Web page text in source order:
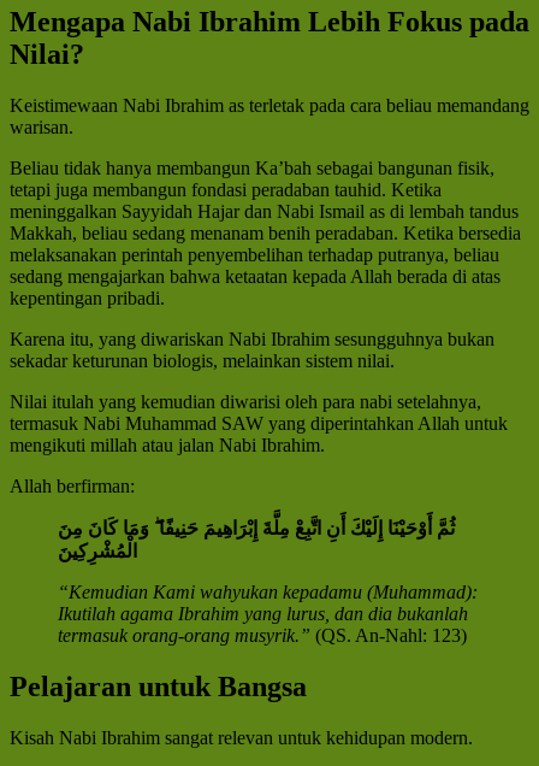
Mengapa Nabi Ibrahim Lebih Fokus pada
Nilai?
Keistimewaan Nabi Ibrahim as terletak pada cara beliau memandang
warisan.
Beliau tidak hanya membangun Ka’bah sebagai bangunan fisik,
tetapi juga membangun fondasi peradaban tauhid. Ketika
meninggalkan Sayyidah Hajar dan Nabi Ismail as di lembah tandus
Makkah, beliau sedang menanam benih peradaban. Ketika bersedia
melaksanakan perintah penyembelihan terhadap putranya, beliau
sedang mengajarkan bahwa ketaatan kepada Allah berada di atas
kepentingan pribadi.
Karena itu, yang diwariskan Nabi Ibrahim sesungguhnya bukan
sekadar keturunan biologis, melainkan sistem nilai.
Nilai itulah yang kemudian diwarisi oleh para nabi setelahnya,
termasuk Nabi Muhammad SAW yang diperintahkan Allah untuk
mengikuti millah atau jalan Nabi Ibrahim.
Allah berfirman:
ثُمَّ أَوْحَيْنَا إِلَيْكَ أَنِ اتَّبِعْ مِلَّةَ إِبْرَاهِيمَ حَنِيفًا ۖ وَمَا كَانَ مِنَ
الْمُشْرِكِينَ
“Kemudian Kami wahyukan kepadamu (Muhammad):
Ikutilah agama Ibrahim yang lurus, dan dia bukanlah
termasuk orang-orang musyrik.” (QS. An-Nahl: 123)
Pelajaran untuk Bangsa
Kisah Nabi Ibrahim sangat relevan untuk kehidupan modern.